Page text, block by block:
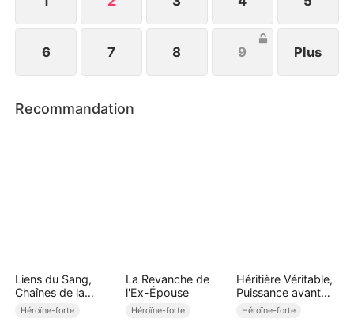
6 7 8 9 Plus
Recommandation
Liens du Sang,
Chaînes de la
Cupidité (Doublé)
Héroïne-forte
La Revanche de
l'Ex-Épouse
Héroïne-forte
Héritière Véritable,
Puissance avant
Amour
Héroïne-forte